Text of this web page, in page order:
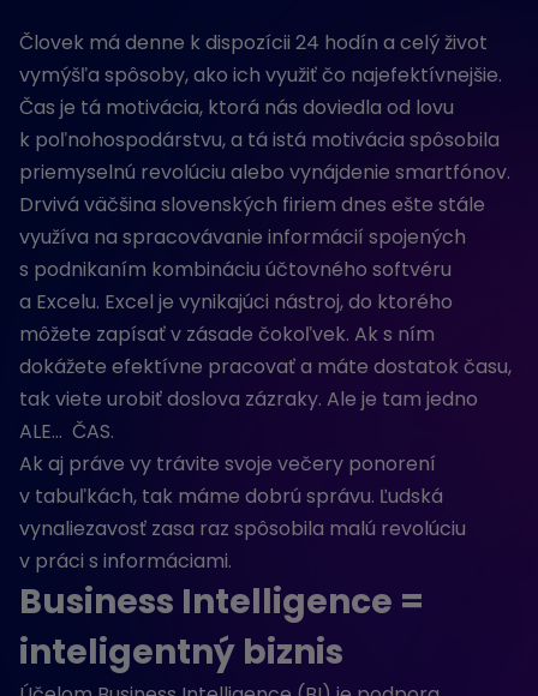
Človek má denne k dispozícii 24 hodín a celý život
vymýšľa spôsoby, ako ich využiť čo najefektívnejšie.
Čas je tá motivácia, ktorá nás doviedla od lovu
k poľnohospodárstvu, a tá istá motivácia spôsobila
priemyselnú revolúciu alebo vynájdenie smartfónov.
Drvivá väčšina slovenských firiem dnes ešte stále
využíva na spracovávanie informácií spojených
s podnikaním kombináciu účtovného softvéru
a Excelu. Excel je vynikajúci nástroj, do ktorého
môžete zapísať v zásade čokoľvek. Ak s ním
dokážete efektívne pracovať a máte dostatok času,
tak viete urobiť doslova zázraky. Ale je tam jedno
ALE… ČAS.
Ak aj práve vy trávite svoje večery ponorení
v tabuľkách, tak máme dobrú správu. Ľudská
vynaliezavosť zasa raz spôsobila malú revolúciu
v práci s informáciami.
Business Intelligence =
inteligentný biznis